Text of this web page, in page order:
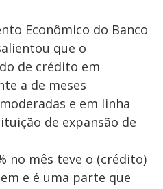
Econômico do Banco
que o
de crédito em
a de meses
e em linha
de expansão de
no mês teve o (crédito)
e é uma parte que